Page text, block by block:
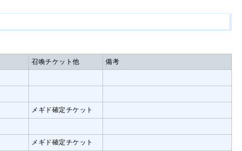
召喚チケット他 備考
メギド確定チケット
メギド確定チケット